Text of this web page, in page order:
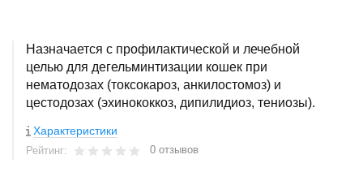
Назначается с профилактической и лечебной
целью для дегельминтизации кошек при
нематодозах (токсокароз, анкилостомоз) и
цестодозах (эхинококкоз, дипилидиоз, тениозы).
Характеристики
Рейтинг: 0 отзывов